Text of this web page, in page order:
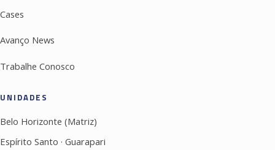
Cases
Avanço News
Trabalhe Conosco
UNIDADES
Belo Horizonte (Matriz)
Espírito Santo · Guarapari